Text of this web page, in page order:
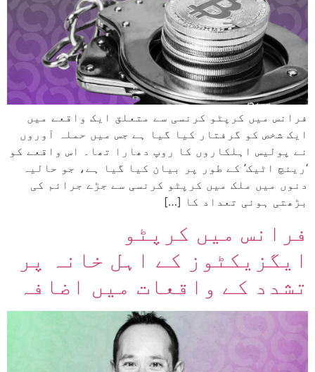
فرانس میں کرپٹو کرنسی سے متعلق ایک واقعے میں
ایک شخص کو گرفتار کیا گیا ہے جس میں حملہ آوروں
نے پولیس اہلکاروں کا روپ دھارا تھا۔ اس واقعے کو
‘رینچ اٹیک’ کے طور پر بیان کیا گیا ہے، جو حالیہ
دنوں میں ملک میں کرپٹو کرنسی سے جڑے جرائم کی
بڑھتی ہوئی تعداد کا […]
فرانس میں کرپٹو
ایگزیکٹوز کے اہل خانہ پر
تشدد کے واقعات میں اضافہ